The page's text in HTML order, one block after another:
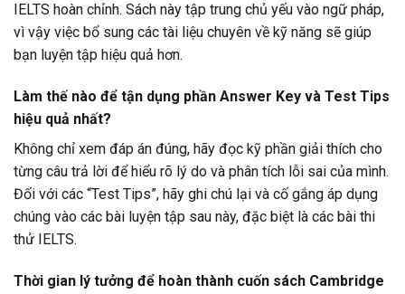
IELTS hoàn chỉnh. Sách này tập trung chủ yếu vào ngữ pháp,
vì vậy việc bổ sung các tài liệu chuyên về kỹ năng sẽ giúp
bạn luyện tập hiệu quả hơn.
Làm thế nào để tận dụng phần Answer Key và Test Tips
hiệu quả nhất?
Không chỉ xem đáp án đúng, hãy đọc kỹ phần giải thích cho
từng câu trả lời để hiểu rõ lý do và phân tích lỗi sai của mình.
Đối với các “Test Tips”, hãy ghi chú lại và cố gắng áp dụng
chúng vào các bài luyện tập sau này, đặc biệt là các bài thi
thử IELTS.
Thời gian lý tưởng để hoàn thành cuốn sách Cambridge